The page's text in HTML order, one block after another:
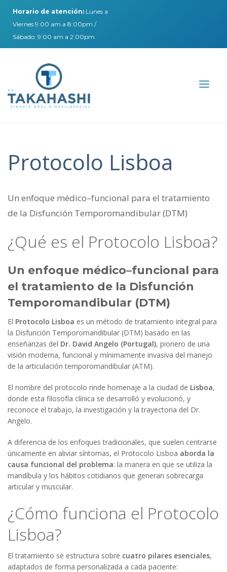
Horario de atención: Lunes a
Viernes 9:00 am a 8:00pm /
Sábado: 9:00 am a 2:00pm
Protocolo Lisboa
Un enfoque médico–funcional para el tratamiento
de la Disfunción Temporomandibular (DTM)
¿Qué es el Protocolo Lisboa?
Un enfoque médico–funcional para
el tratamiento de la Disfunción
Temporomandibular (DTM)
El Protocolo Lisboa es un método de tratamiento integral para
la Disfunción Temporomandibular (DTM) basado en las
enseñanzas del Dr. David Angelo (Portugal), pionero de una
visión moderna, funcional y mínimamente invasiva del manejo
de la articulación temporomandibular (ATM).
El nombre del protocolo rinde homenaje a la ciudad de Lisboa,
donde esta filosofía clínica se desarrolló y evolucionó, y
reconoce el trabajo, la investigación y la trayectoria del Dr.
Angelo.
A diferencia de los enfoques tradicionales, que suelen centrarse
únicamente en aliviar síntomas, el Protocolo Lisboa aborda la
causa funcional del problema: la manera en que se utiliza la
mandíbula y los hábitos cotidianos que generan sobrecarga
articular y muscular.
¿Cómo funciona el Protocolo
Lisboa?
El tratamiento se estructura sobre cuatro pilares esenciales,
adaptados de forma personalizada a cada paciente: